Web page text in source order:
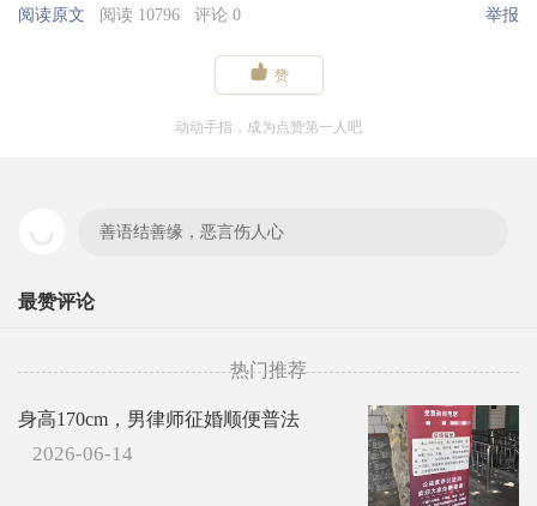
阅读原文 阅读 10796 评论 0 举报
 赞
动动手指，成为点赞第一人吧
善语结善缘，恶言伤人心
最赞评论
热门推荐
身高170cm，男律师征婚顺便普法
2026-06-14